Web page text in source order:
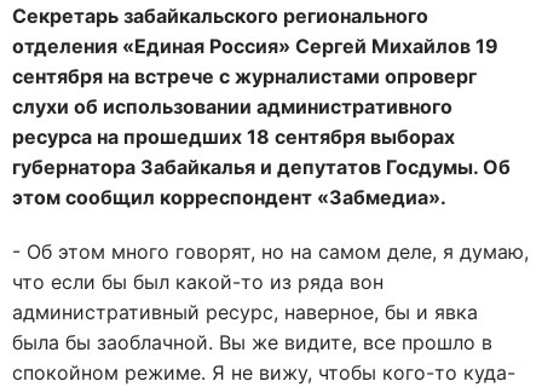
Секретарь забайкальского регионального
отделения «Единая Россия» Сергей Михайлов 19
сентября на встрече с журналистами опроверг
слухи об использовании административного
ресурса на прошедших 18 сентября выборах
губернатора Забайкалья и депутатов Госдумы. Об
этом сообщил корреспондент «Забмедиа».
- Об этом много говорят, но на самом деле, я думаю,
что если бы был какой-то из ряда вон
административный ресурс, наверное, бы и явка
была бы заоблачной. Вы же видите, все прошло в
спокойном режиме. Я не вижу, чтобы кого-то куда-